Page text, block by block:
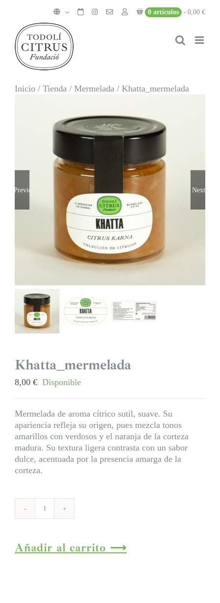
contenido
0 artículos 0,00 €
Inicio / Tienda / Mermelada / Khatta_mermelada
Previous Next
Khatta_mermelada
8,00 € Disponible
Mermelada de aroma cítrico sutil, suave. Su
apariencia refleja su origen, pues mezcla tonos
amarillos con verdosos y el naranja de la corteza
madura. Su textura ligera contrasta con un sabor
dulce, acentuada por la presencia amarga de la
corteza.
Khatta_mermelada
Añadir al carrito